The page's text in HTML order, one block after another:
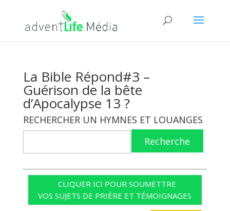
La Bible Répond#3 –
Guérison de la bête
d’Apocalypse 13 ?
RECHERCHER UN HYMNES ET LOUANGES
Recherche
CLIQUER ICI POUR SOUMETTRE
VOS SUJETS DE PRIÈRE ET TÉMOIGNAGES